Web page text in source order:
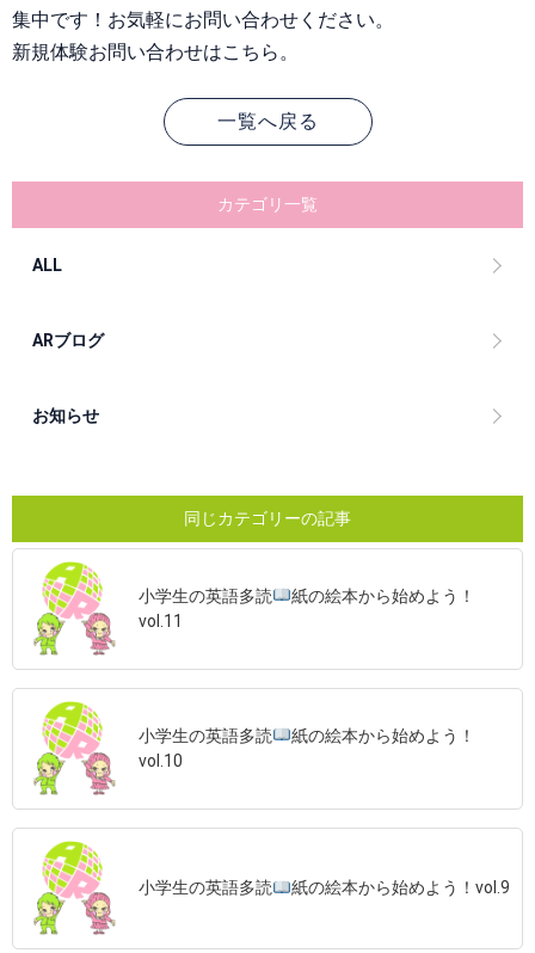
集中です！お気軽にお問い合わせください。
新規体験お問い合わせはこちら。
一覧へ戻る
カテゴリ一覧
ALL
ARブログ
お知らせ
同じカテゴリーの記事
小学生の英語多読
紙の絵本から始めよう！
vol.11
小学生の英語多読
紙の絵本から始めよう！
vol.10
小学生の英語多読 紙の絵本から始めよう！vol.9